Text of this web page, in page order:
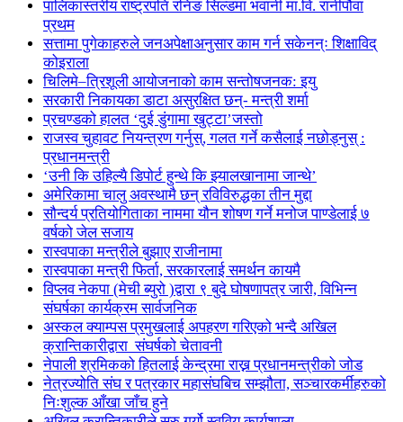
पालिकास्तरीय राष्ट्रपति रनिङ सिल्डमा भवानी मा.वि. रानीपौवा
प्रथम
सत्तामा पुगेकाहरुले जनअपेक्षाअनुसार काम गर्न सकेनन्ः शिक्षाविद्
कोइराला
चिलिमे–त्रिशूली आयोजनाको काम सन्तोषजनक: इयु
सरकारी निकायका डाटा असुरक्षित छन्- मन्त्री शर्मा
प्रचण्डको हालत ‘दुई डुंगामा खुट्टा’जस्तो
राजस्व चुहावट नियन्त्रण गर्नुस्, गलत गर्ने कसैलाई नछोड्नुस् :
प्रधानमन्त्री
‘उनी कि उहिल्यै डिपोर्ट हुन्थे कि झ्यालखानामा जान्थे’
अमेरिकामा चालु अवस्थामै छन् रविविरुद्धका तीन मुद्दा
सौन्दर्य प्रतियोगिताका नाममा यौन शोषण गर्ने मनोज पाण्डेलाई ७
वर्षको जेल सजाय
रास्वपाका मन्त्रीले बुझाए राजीनामा
रास्वपाका मन्त्री फिर्ता, सरकारलाई समर्थन कायमै
विप्लव नेकपा (मेची ब्युरो )द्वारा ९ बुदे घोषणापत्र जारी, विभिन्न
संघर्षका कार्यक्रम सार्वजनिक
अस्कल क्याम्पस प्रमुखलाई अपहरण गरिएको भन्दै अखिल
क्रान्तिकारीद्वारा संघर्षको चेतावनी
नेपाली श्रमिकको हितलाई केन्द्रमा राख्न प्रधानमन्त्रीको जोड
नेत्रज्योति संघ र पत्रकार महासंघबिच सम्झौता, सञ्चारकर्मीहरुको
निःशुल्क आँखा जाँच हुने